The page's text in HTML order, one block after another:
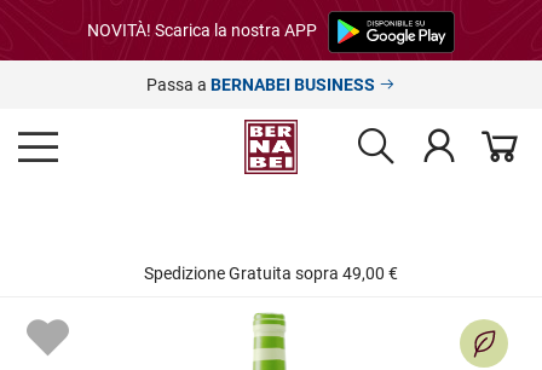
NOVITÀ! Scarica la nostra APP
Passa a BERNABEI BUSINESS
Spedizione Gratuita sopra 49,00 €